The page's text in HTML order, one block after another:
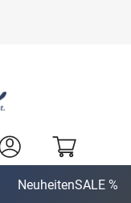
NeuheitenSALE %